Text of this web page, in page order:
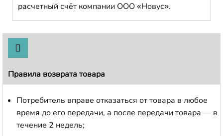
расчетный счёт компании ООО «Новус».
Правила возврата товара
Потребитель вправе отказаться от товара в любое
время до его передачи, а после передачи товара — в
течение 2 недель;